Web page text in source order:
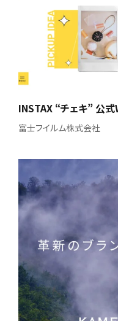
INSTAX “チェキ” 公
富士フイルム株式会社